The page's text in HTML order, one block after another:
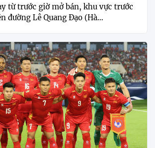
từ trước giờ mở bán, khu vực trước
đường Lê Quang Đạo (Hà...